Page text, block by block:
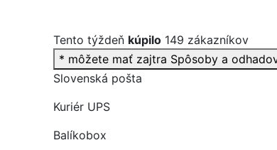
Tento týždeň kúpilo 149 zákazníkov
* môžete mať zajtra Spôsoby a
Slovenská pošta
Kuriér UPS
Balíkobox